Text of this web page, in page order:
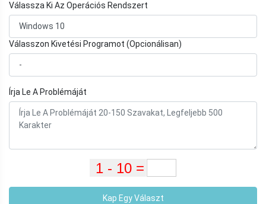
Válassza Ki Az Operációs Rendszert
Válasszon Kivetési Programot (Opcionálisan)
Írja Le A Problémáját
Kap Egy Választ